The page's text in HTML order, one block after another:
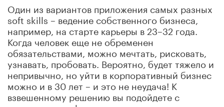
Один из вариантов приложения самых разных
soft skills – ведение собственного бизнеса,
например, на старте карьеры в 23–32 года.
Когда человек еще не обременен
обязательствами, можно мечтать, рисковать,
узнавать, пробовать. Вероятно, будет тяжело и
непривычно, но уйти в корпоративный бизнес
можно и в 30 лет – и это не неудача! К
взвешенному решению вы подойдете с